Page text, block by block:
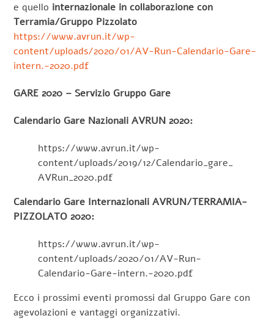
e quello internazionale in collaborazione con
Terramia/Gruppo Pizzolato
https://www.avrun.it/wp-
content/uploads/2020/01/AV-Run-Calendario-Gare-
intern.-2020.pdf
GARE 2020 – Servizio Gruppo Gare
Calendario Gare Nazionali AVRUN 2020:
https://www.avrun.it/wp-
content/uploads/2019/12/Calendario_gare_
AVRun_2020.pdf
Calendario Gare Internazionali AVRUN/TERRAMIA-
PIZZOLATO 2020:
https://www.avrun.it/wp-
content/uploads/2020/01/AV-Run-
Calendario-Gare-intern.-2020.pdf
Ecco i prossimi eventi promossi dal Gruppo Gare con
agevolazioni e vantaggi organizzativi.